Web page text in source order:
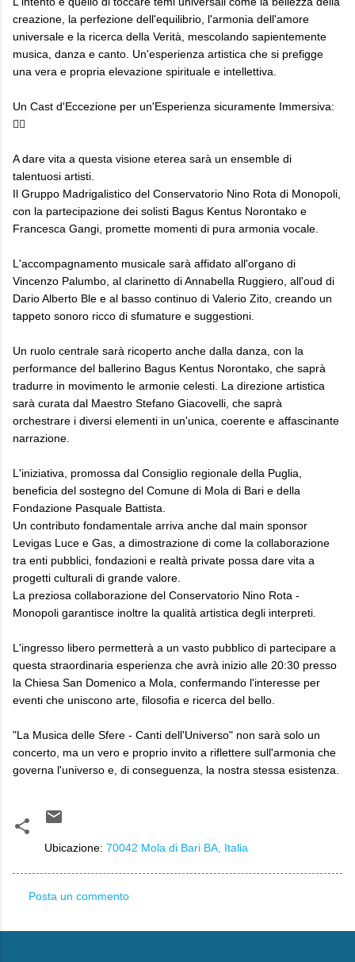
creazione, la perfezione dell'equilibrio, l'armonia dell'amore
universale e la ricerca della Verità, mescolando sapientemente
musica, danza e canto. Un'esperienza artistica che si prefigge
una vera e propria elevazione spirituale e intellettiva.
Un Cast d'Eccezione per un'Esperienza sicuramente Immersiva:
👇🏼
A dare vita a questa visione eterea sarà un ensemble di
talentuosi artisti.
Il Gruppo Madrigalistico del Conservatorio Nino Rota di Monopoli,
con la partecipazione dei solisti Bagus Kentus Norontako e
Francesca Gangi, promette momenti di pura armonia vocale.
L'accompagnamento musicale sarà affidato all'organo di
Vincenzo Palumbo, al clarinetto di Annabella Ruggiero, all'oud di
Dario Alberto Ble e al basso continuo di Valerio Zito, creando un
tappeto sonoro ricco di sfumature e suggestioni.
Un ruolo centrale sarà ricoperto anche dalla danza, con la
performance del ballerino Bagus Kentus Norontako, che saprà
tradurre in movimento le armonie celesti. La direzione artistica
sarà curata dal Maestro Stefano Giacovelli, che saprà
orchestrare i diversi elementi in un'unica, coerente e affascinante
narrazione.
L'iniziativa, promossa dal Consiglio regionale della Puglia,
beneficia del sostegno del Comune di Mola di Bari e della
Fondazione Pasquale Battista.
Un contributo fondamentale arriva anche dal main sponsor
Levigas Luce e Gas, a dimostrazione di come la collaborazione
tra enti pubblici, fondazioni e realtà private possa dare vita a
progetti culturali di grande valore.
La preziosa collaborazione del Conservatorio Nino Rota -
Monopoli garantisce inoltre la qualità artistica degli interpreti.
L'ingresso libero permetterà a un vasto pubblico di partecipare a
questa straordinaria esperienza che avrà inizio alle 20:30 presso
la Chiesa San Domenico a Mola, confermando l'interesse per
eventi che uniscono arte, filosofia e ricerca del bello.
"La Musica delle Sfere - Canti dell'Universo" non sarà solo un
concerto, ma un vero e proprio invito a riflettere sull'armonia che
governa l'universo e, di conseguenza, la nostra stessa esistenza.
Ubicazione: 70042 Mola di Bari BA, Italia
o
Posta un commento